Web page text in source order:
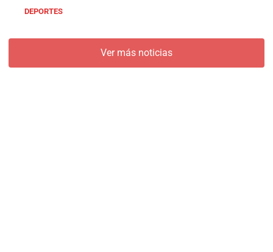
DEPORTES
Ver más noticias